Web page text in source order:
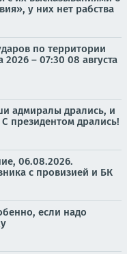
у них нет рабства
по территории
2026 – 07:30 08 августа
адмиралы дрались, и
президентом дрались!
06.08.2026.
с провизией и БК
если надо